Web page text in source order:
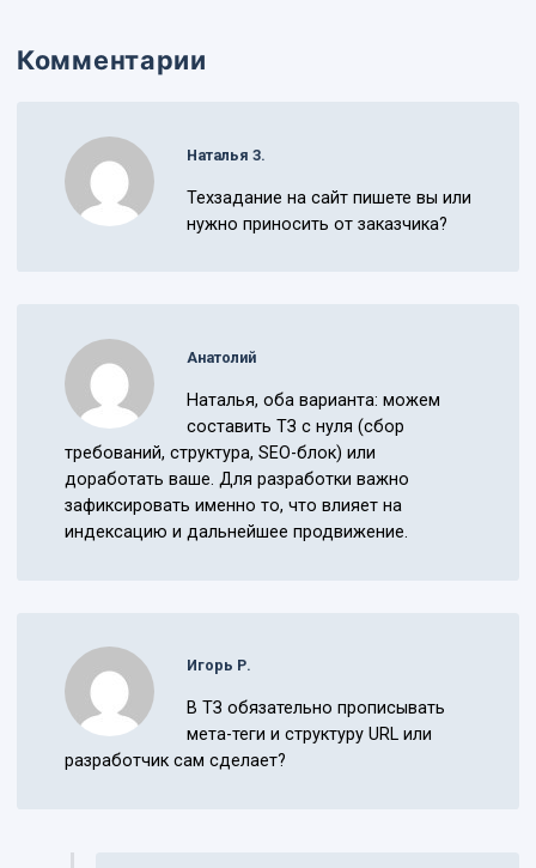
Комментарии
Наталья З.
Техзадание на сайт пишете вы или
нужно приносить от заказчика?
Анатолий
Наталья, оба варианта: можем
составить ТЗ с нуля (сбор
требований, структура, SEO-блок) или
доработать ваше. Для разработки важно
зафиксировать именно то, что влияет на
индексацию и дальнейшее продвижение.
Игорь Р.
В ТЗ обязательно прописывать
мета-теги и структуру URL или
разработчик сам сделает?